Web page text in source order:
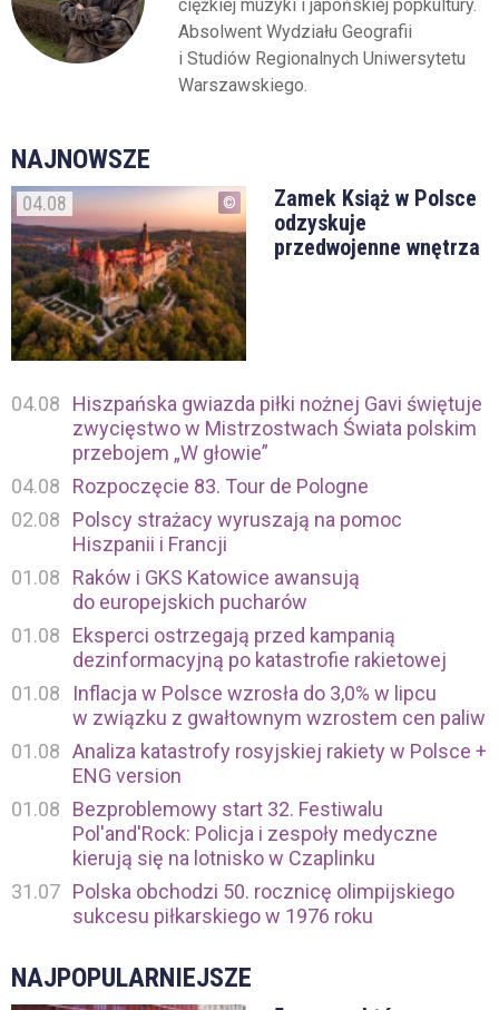
ciężkiej muzyki i japońskiej popkultury.
Absolwent Wydziału Geografii
i Studiów Regionalnych Uniwersytetu
Warszawskiego.
NAJNOWSZE
04.08
Zamek Książ w Polsce
odzyskuje
przedwojenne wnętrza
04.08
Hiszpańska gwiazda piłki nożnej Gavi świętuje
zwycięstwo w Mistrzostwach Świata polskim
przebojem „W głowie”
04.08
Rozpoczęcie 83. Tour de Pologne
02.08
Polscy strażacy wyruszają na pomoc
Hiszpanii i Francji
01.08
Raków i GKS Katowice awansują
do europejskich pucharów
01.08
Eksperci ostrzegają przed kampanią
dezinformacyjną po katastrofie rakietowej
01.08
Inflacja w Polsce wzrosła do 3,0% w lipcu
w związku z gwałtownym wzrostem cen paliw
01.08 Analiza katastrofy rosyjskiej rakiety w Polsce +
ENG version
01.08
Bezproblemowy start 32. Festiwalu
Pol'and'Rock: Policja i zespoły medyczne
kierują się na lotnisko w Czaplinku
31.07 Polska obchodzi 50. rocznicę olimpijskiego
sukcesu piłkarskiego w 1976 roku
NAJPOPULARNIEJSZE